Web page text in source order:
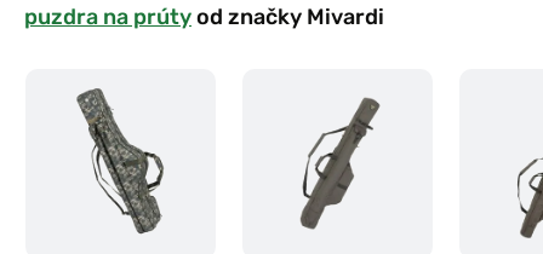
puzdra na prútyod značky Mivardi